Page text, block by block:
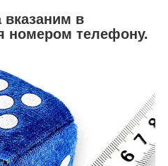
вказаним в
номером телефону.